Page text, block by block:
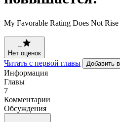
My Favorable Rating Does Not
--
Нет оценок
Читать с первой главы Добавить
Информация
Главы
7
Комментарии
Обсуждения